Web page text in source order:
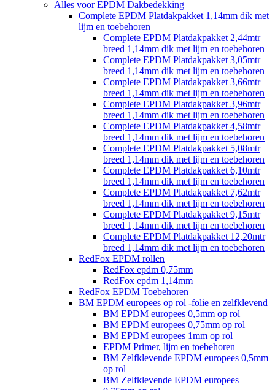
Alles voor EPDM Dakbedekking
Complete EPDM Platdakpakket 1,14mm dik met
lijm en toebehoren
Complete EPDM Platdakpakket 2,44mtr
breed 1,14mm dik met lijm en toebehoren
Complete EPDM Platdakpakket 3,05mtr
breed 1,14mm dik met lijm en toebehoren
Complete EPDM Platdakpakket 3,66mtr
breed 1,14mm dik met lijm en toebehoren
Complete EPDM Platdakpakket 3,96mtr
breed 1,14mm dik met lijm en toebehoren
Complete EPDM Platdakpakket 4,58mtr
breed 1,14mm dik met lijm en toebehoren
Complete EPDM Platdakpakket 5,08mtr
breed 1,14mm dik met lijm en toebehoren
Complete EPDM Platdakpakket 6,10mtr
breed 1,14mm dik met lijm en toebehoren
Complete EPDM Platdakpakket 7,62mtr
breed 1,14mm dik met lijm en toebehoren
Complete EPDM Platdakpakket 9,15mtr
breed 1,14mm dik met lijm en toebehoren
Complete EPDM Platdakpakket 12,20mtr
breed 1,14mm dik met lijm en toebehoren
RedFox EPDM rollen
RedFox epdm 0,75mm
RedFox epdm 1,14mm
RedFox EPDM Toebehoren
BM EPDM europees op rol -folie en zelfklevend
BM EPDM europees 0,5mm op rol
BM EPDM europees 0,75mm op rol
BM EPDM europees 1mm op rol
EPDM Primer, lijm en toebehoren
BM Zelfklevende EPDM europees 0,5mm
op rol
BM Zelfklevende EPDM europees